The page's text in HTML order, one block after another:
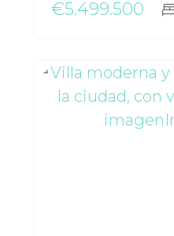
€5.499.500